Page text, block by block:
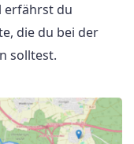
erfährst du
die du bei der
solltest.